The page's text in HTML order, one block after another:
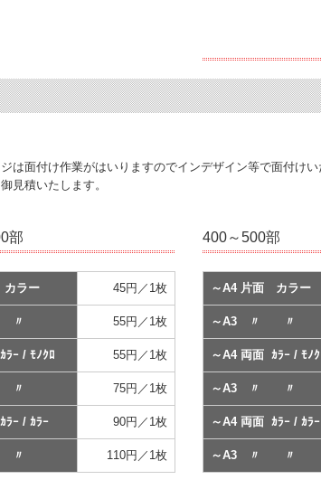
は面付け作業がはいりますのでインデザイン等で面付け
見積いたします。
部
ラー 45円／1枚
〃 55円／1枚
ﾗｰ / ﾓﾉｸﾛ 55円／1枚
〃 75円／1枚
ﾗｰ / ｶﾗｰ 90円／1枚
〃 110円／1枚
400～500部
～A4 片面 カラー
～A3 〃 〃
～A4 両面 ｶﾗｰ / ﾓﾉｸ
～A3 〃 〃
～A4 両面 ｶﾗｰ / ｶﾗｰ
～A3 〃 〃